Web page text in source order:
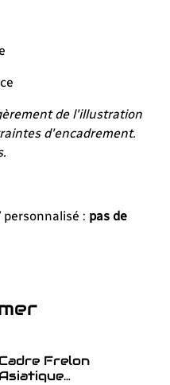
de l'illustration
d'encadrement.
: pas de
Cadre Frelon
Asiatique